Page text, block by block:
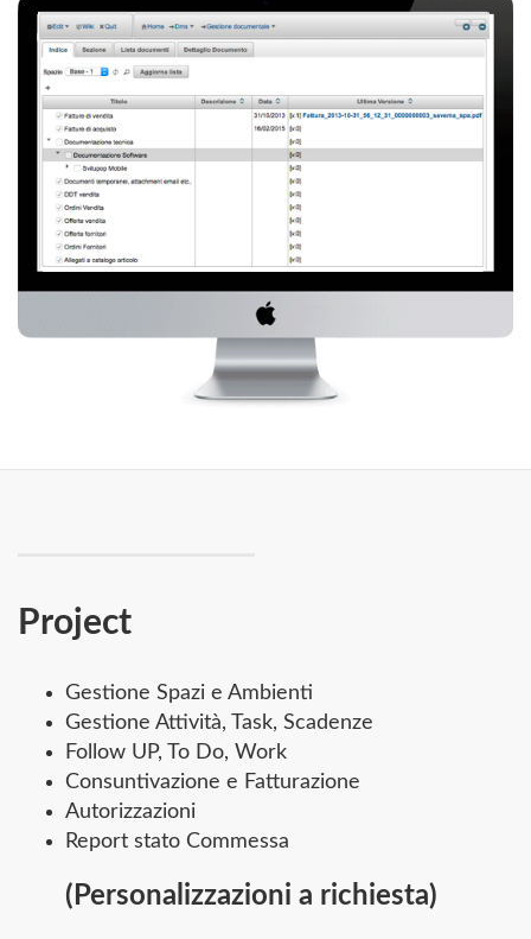
Project
Gestione Spazi e Ambienti
Gestione Attività, Task, Scadenze
Follow UP, To Do, Work
Consuntivazione e Fatturazione
Autorizzazioni
Report stato Commessa
(Personalizzazioni a richiesta)